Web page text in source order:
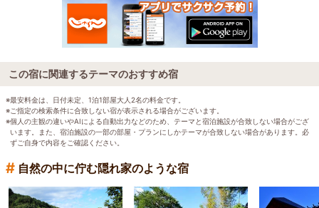
この宿に関連するテーマのおすすめ宿
※最安料金は、日付未定、1泊1部屋大人2名の料金です。
※ご指定の検索条件に合致しない宿が表示される場合がございます。
※個人の主観の違いやAIによる自動出力などのため、テーマと宿泊施設が合致しない場合がござ
います。また、宿泊施設の一部の部屋・プランにしかテーマが合致しない場合があります。必
ずご自身で内容をご確認ください。
# 自然の中に佇む隠れ家のような宿